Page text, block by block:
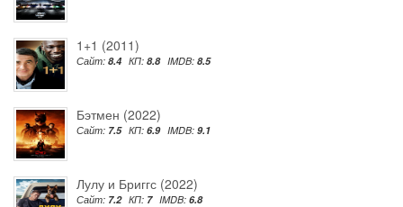
1+1 (2011)
Сайт: 8.4 КП: 8.8 IMDB: 8.5
Бэтмен (2022)
Сайт: 7.5 КП: 6.9 IMDB: 9.1
Лулу и Бриггс (2022)
Сайт: 7.2 КП: 7 IMDB: 6.8